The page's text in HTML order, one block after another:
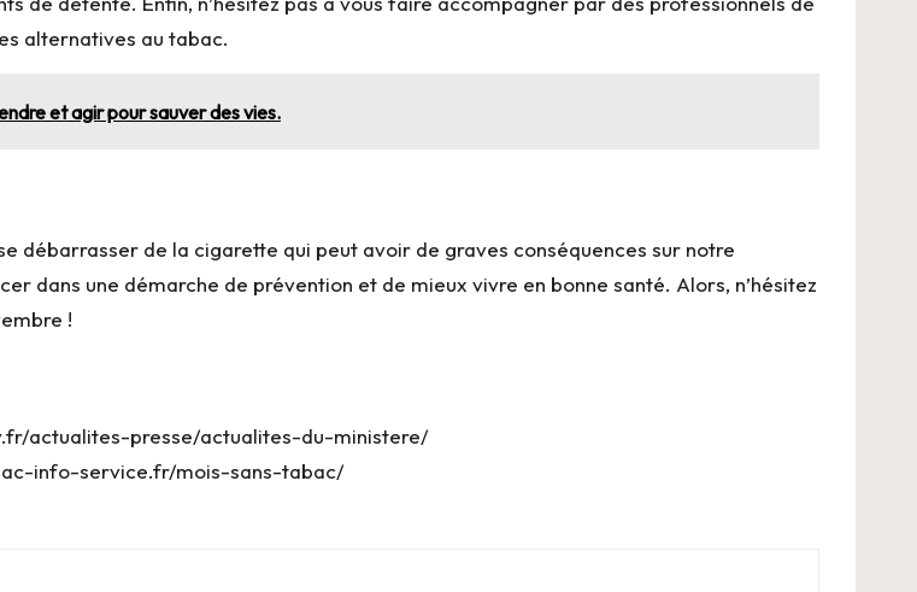
alternatives au tabac.
et agir pour sauver des vies.
débarrasser de la cigarette qui peut avoir de graves conséquences sur notre
dans une démarche de prévention et de mieux vivre en bonne santé. Alors, n’hésitez
!
actualites-presse/actualites-du-ministere/
info-service.fr/mois-sans-tabac/